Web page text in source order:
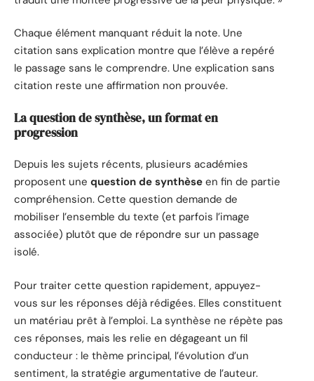
Chaque élément manquant réduit la note. Une
citation sans explication montre que l’élève a repéré
le passage sans le comprendre. Une explication sans
citation reste une affirmation non prouvée.
La question de synthèse, un format en
progression
Depuis les sujets récents, plusieurs académies
proposent une question de synthèse en fin de partie
compréhension. Cette question demande de
mobiliser l’ensemble du texte (et parfois l’image
associée) plutôt que de répondre sur un passage
isolé.
Pour traiter cette question rapidement, appuyez-
vous sur les réponses déjà rédigées. Elles constituent
un matériau prêt à l’emploi. La synthèse ne répète pas
ces réponses, mais les relie en dégageant un fil
conducteur : le thème principal, l’évolution d’un
sentiment, la stratégie argumentative de l’auteur.